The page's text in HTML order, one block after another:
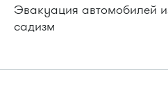
Эвакуация автомобилей
садизм